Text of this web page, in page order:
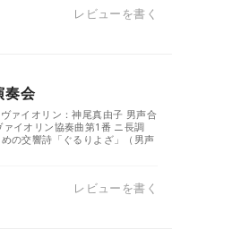
レビューを書く
奏会
ァイオリン：神尾真由子 男声合
イオリン協奏曲第1番 ニ長調
の交響詩「ぐるりよざ」（男声
レビューを書く